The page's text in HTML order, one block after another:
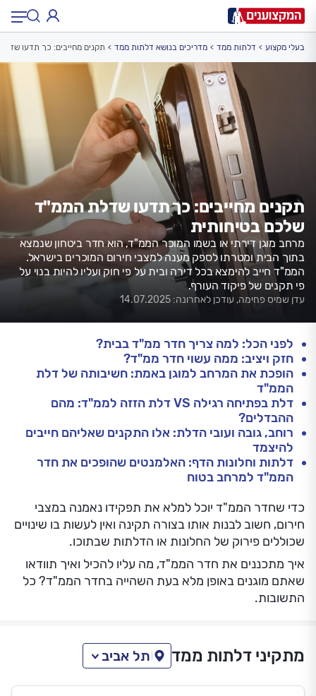
תחום
תחום:
תל אביב, חיפה…
תקנים מחייבים: כך תדעו שדלת הממ"ד
שלכם בטיחותית
מרחב מוגן דירתי או בשמו המוכר הממ"ד, הוא חדר ביטחון שנמצא
בתוך הבית ומטרתו לספק מענה למצבי חירום המוכרים בישראל.
הממ"ד חייב להימצא בכל דירה ובית על פי חוק ועליו להיות בנוי על
פי תקנים של פיקוד העורף.
עדן שמיס פחימה, עודכן לאחרונה: 14.07.2025
בעלי מקצוע דלתות ממד מדריכים בנושא דלתות ממד תקנים מחייבים: כך תדעו
לפני הכל: למה צריך חדר ממ"ד בבית?
חזק ויציב: ממה עשוי חדר ממ"ד?
הופכת את המרחב למוגן באמת: חשיבותה של דלת
הממ"ד
דלת בפתיחה רגילה VS דלת הזזה לממ"ד: מהם
ההבדלים?
רוחב, גובה ועובי הדלת: אלו התקנים שאליהם חייבים
להיצמד
דלתות וחלונות הדף: האלמנטים שהופכים את חדר
הממ"ד למרחב בטוח
כדי שחדר הממ"ד יוכל למלא את תפקידו נאמנה במצבי
חירום, חשוב לבנות אותו בצורה תקינה ואין לעשות בו שינויים
שכוללים פירוק של החלונות או הדלתות שבתוכו.
איך מתכננים את חדר הממ"ד, מה עליו להכיל ואיך תוודאו
שאתם מוגנים באופן מלא בעת השהייה בחדר הממ"ד? כל
התשובות.
מתקיני דלתות ממד תל אביב